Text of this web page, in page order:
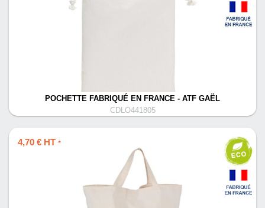
POCHETTE FABRIQUÉ EN FRANCE - ATF GAËL
CDLO441805
4,70 € HT *